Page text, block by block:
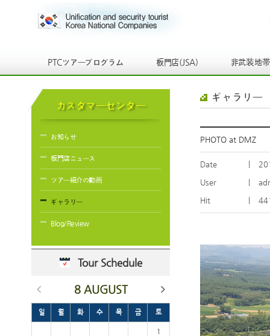
PTCツアープログラム 板門店(JSA) 非武装地帯
カスタマーセンター
お知らせ
板門店ニュース
ツアー紹介の動画
ギャラリー
Blog/Review
Tour Schedule
8 AUGUST
일 월 화 수 목 금 토
1
ギャラリー
PHOTO at DMZ
Date
User
Hit